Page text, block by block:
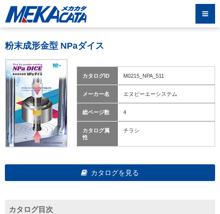
粉末成形金型 NPaダイス
カタログID M0215_NPA_511
メーカー名 エヌピーエーシステム
総ページ数 4
カタログ属
性
チラシ
カタログを見る
カタログ目次